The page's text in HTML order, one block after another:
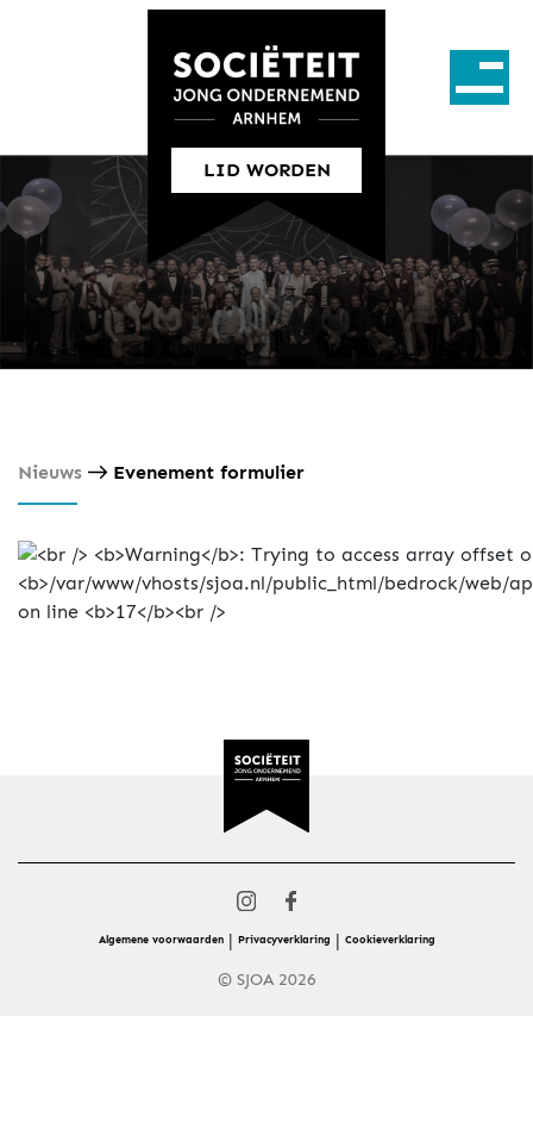
LID WORDEN
Nieuws Evenement formulier
© SJOA 2026
Algemene voorwaarden | Privacyverklaring | Cookieverklaring